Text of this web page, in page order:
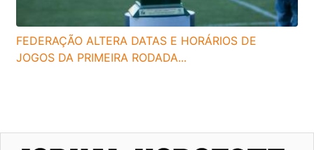
FEDERAÇÃO ALTERA DATAS E HORÁRIOS DE
JOGOS DA PRIMEIRA RODADA...